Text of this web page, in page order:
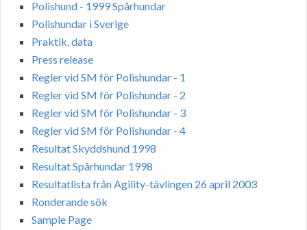
Polishund - 1999 Spårhundar
Polishundar i Sverige
Praktik, data
Press release
Regler vid SM för Polishundar - 1
Regler vid SM för Polishundar - 2
Regler vid SM för Polishundar - 3
Regler vid SM för Polishundar - 4
Resultat Skyddshund 1998
Resultat Spårhundar 1998
Resultatlista från Agility-tävlingen 26 april 2003
Ronderande sök
Sample Page